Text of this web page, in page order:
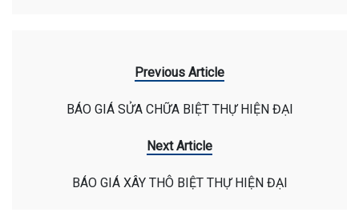
Previous Article
BÁO GIÁ SỬA CHỮA BIỆT THỰ HIỆN ĐẠI
Next Article
BÁO GIÁ XÂY THÔ BIỆT THỰ HIỆN ĐẠI